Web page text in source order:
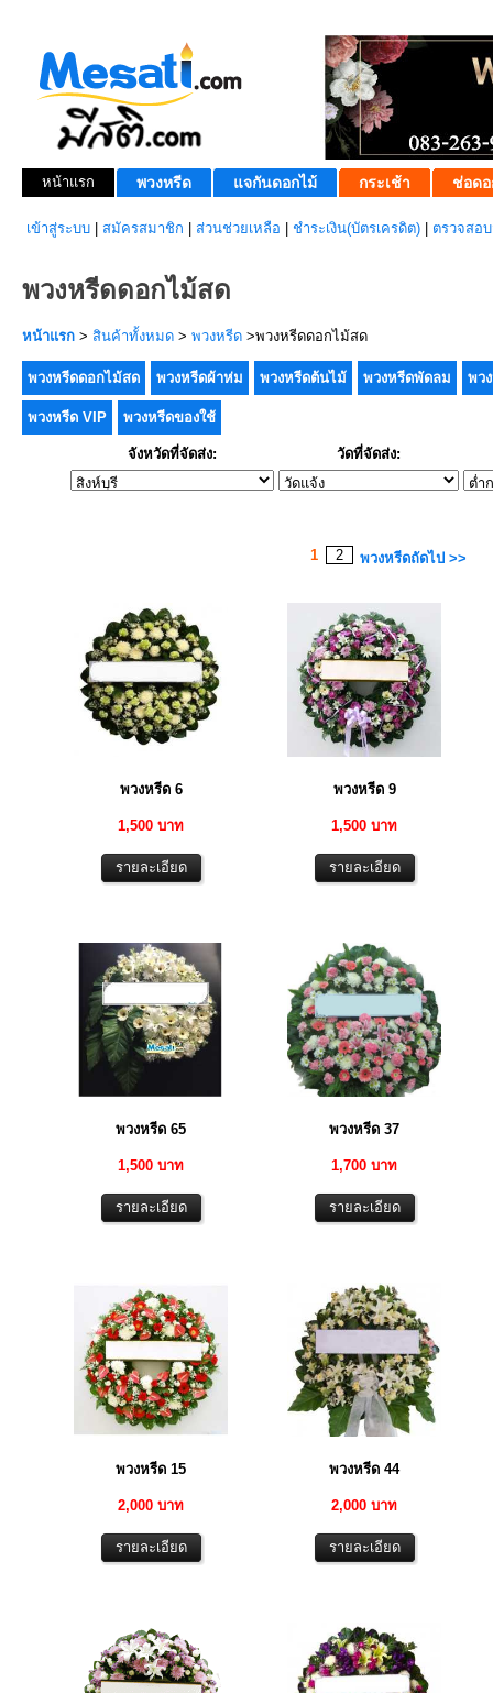
หน้าแรก พวงหรีด แจกันดอกไม้ กระเช้า ช่อดอ
เข้าสู่ระบบ สมัครสมาชิก ส่วนช่วยเหลือ ชำระเงิน(บัตรเครดิต) ตรวจสอ
พวงหรีดดอกไม้สด
หน้าแรก > สินค้าทั้งหมด > พวงหรีด >พวงหรีดดอกไม้สด
พวงหรีดดอกไม้สด พวงหรีดผ้าห่ม พวงหรีดต้นไม้ พวงหรีดพัดลม พว
พวงหรีด VIP พวงหรีดของใช้
จังหวัดที่จัดส่ง: วัดที่จัดส่ง:
1 2 พวงหรีดถัดไป >>
พวงหรีด 6
1,500 บาท
พวงหรีด 9
1,500 บาท
พวงหรีด 65
1,500 บาท
พวงหรีด 37
1,700 บาท
พวงหรีด 15
2,000 บาท
พวงหรีด 44
2,000 บาท